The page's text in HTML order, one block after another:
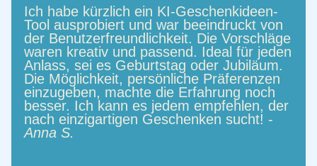
Ich habe kürzlich ein KI-Geschenkideen-
Tool ausprobiert und war beeindruckt von
der Benutzerfreundlichkeit. Die Vorschläge
waren kreativ und passend. Ideal für jeden
Anlass, sei es Geburtstag oder Jubiläum.
Die Möglichkeit, persönliche Präferenzen
einzugeben, machte die Erfahrung noch
besser. Ich kann es jedem empfehlen, der
nach einzigartigen Geschenken sucht! -
Anna S.